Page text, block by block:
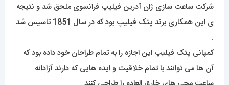
شرکت ساعت سازی ژان آدرین فیلیپ فرانسوی ملحق شد و نتیجه
ی این همکاری برند پتک فیلیپ بود که در سال 1851 تاسیس شد
.
کمپانی پتک فیلیپ این اجازه را به تمام طراحان خود داده بود که
آن ها می توانند با تمام خلاقیت و ایده هایی که دارند آزادانه